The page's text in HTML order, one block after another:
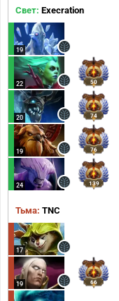
Свет: Execration
19
22 50
20 74
19 76
24 139
Тьма: TNC
17
19 66